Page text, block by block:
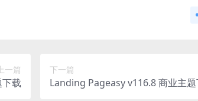
上一篇
载
下一篇
Landing Pageasy v116.8 商业主